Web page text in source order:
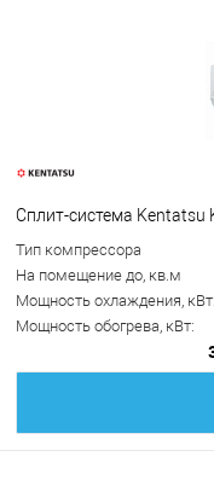
Сплит-система Kentatsu
Тип компрессора
На помещение до, кв.м
Мощность охлаждения, кВт:
Мощность обогрева, кВт: